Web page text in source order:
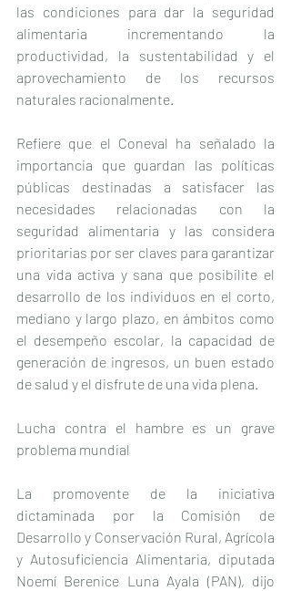
las condiciones para dar la seguridad
alimentaria incrementando la
productividad, la sustentabilidad y el
aprovechamiento de los recursos
naturales racionalmente.
Refiere que el Coneval ha señalado la
importancia que guardan las políticas
públicas destinadas a satisfacer las
necesidades relacionadas con la
seguridad alimentaria y las considera
prioritarias por ser claves para garantizar
una vida activa y sana que posibilite el
desarrollo de los individuos en el corto,
mediano y largo plazo, en ámbitos como
el desempeño escolar, la capacidad de
generación de ingresos, un buen estado
de salud y el disfrute de una vida plena.
Lucha contra el hambre es un grave
problema mundial
La promovente de la iniciativa
dictaminada por la Comisión de
Desarrollo y Conservación Rural, Agrícola
y Autosuficiencia Alimentaria, diputada
Noemí Berenice Luna Ayala (PAN), dijo